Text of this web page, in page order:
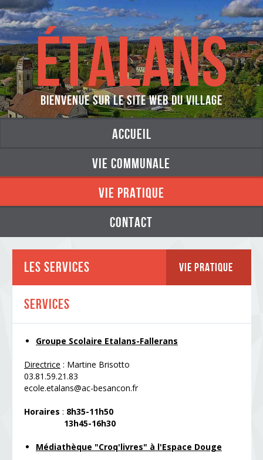
ÉTALANS
Bienvenue sur le site web du village
accueil
vie communale
vie pratique
contact
Les Services Vie Pratique
Services
Groupe Scolaire Etalans-Fallerans
Directrice : Martine Brisotto
03.81.59.21.83
ecole.etalans@ac-besancon.fr
Horaires : 8h35-11h50
13h45-16h30
Médiathèque "Croq'livres" à l'Espace Douge